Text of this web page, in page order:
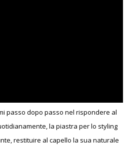
passo dopo passo nel rispondere al
la piastra per lo styling
restituire al capello la sua naturale